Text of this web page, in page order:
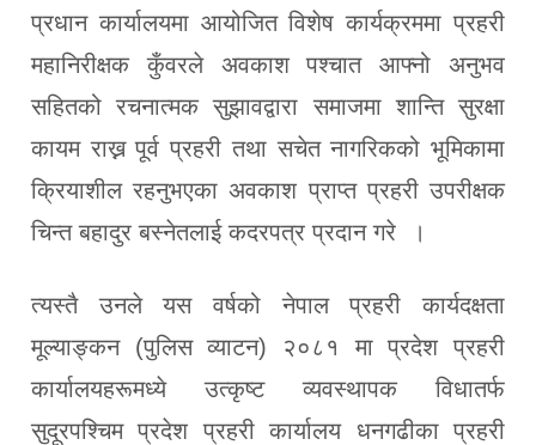
प्रधान कार्यालयमा आयोजित विशेष कार्यक्रममा प्रहरी
महानिरीक्षक कुँवरले अवकाश पश्चात आफ्नो अनुभव
सहितको रचनात्मक सुझावद्वारा समाजमा शान्ति सुरक्षा
कायम राख्न पूर्व प्रहरी तथा सचेत नागरिकको भूमिकामा
क्रियाशील रहनुभएका अवकाश प्राप्त प्रहरी उपरीक्षक
चिन्त बहादुर बस्नेतलाई कदरपत्र प्रदान गरे ।
त्यस्तै उनले यस वर्षको नेपाल प्रहरी कार्यदक्षता
मूल्याङ्कन (पुलिस व्याटन) २०८१ मा प्रदेश प्रहरी
कार्यालयहरूमध्ये उत्कृष्ट व्यवस्थापक विधातर्फ
सुदूरपश्चिम प्रदेश प्रहरी कार्यालय धनगढीका प्रहरी